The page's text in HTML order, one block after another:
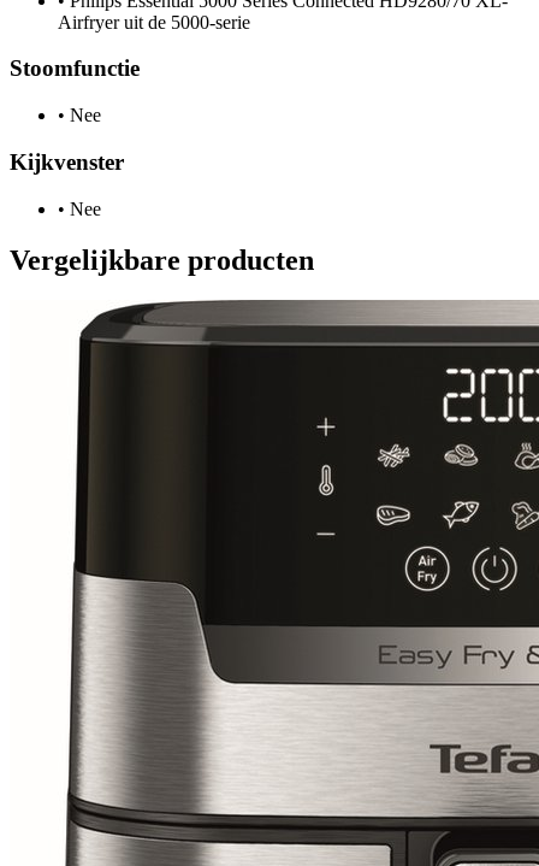
Airfryer uit de 5000-serie
Stoomfunctie
• Nee
Kijkvenster
• Nee
Vergelijkbare producten